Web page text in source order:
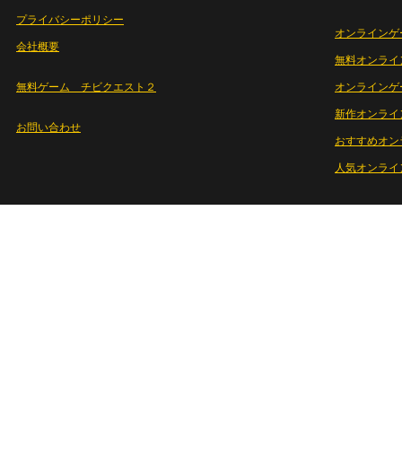
プライバシーポリシー
会社概要
無料ゲーム チビクエスト２
お問い合わせ
オンラインゲ
無料オンライ
オンライン
新作オンライ
おすすめオ
人気オンラ